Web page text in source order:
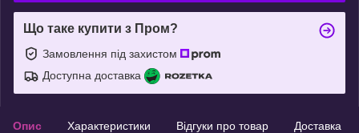
Що таке купити з Пром?
Замовлення під захистом
Доступна доставка
Опис Характеристики Відгуки про товар Доставка